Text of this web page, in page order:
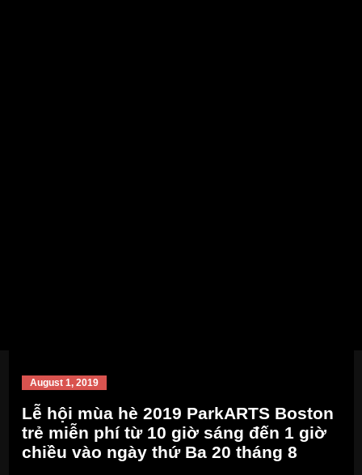
August 1, 2019
Lễ hội mùa hè 2019 ParkARTS Boston
trẻ miễn phí từ 10 giờ sáng đến 1 giờ
chiều vào ngày thứ Ba 20 tháng 8